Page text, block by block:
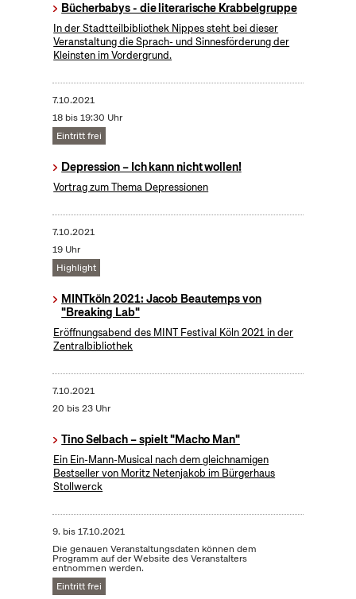
Bücherbabys - die literarische Krabbelgruppe
In der Stadtteilbibliothek Nippes steht bei dieser
Veranstaltung die Sprach- und Sinnesförderung der
Kleinsten im Vordergrund.
7.10.2021
18 bis 19:30 Uhr
Eintritt frei
Depression – Ich kann nicht wollen!
Vortrag zum Thema Depressionen
7.10.2021
19 Uhr
Highlight
MINTköln 2021: Jacob Beautemps von
"Breaking Lab"
Eröffnungsabend des MINT Festival Köln 2021 in der
Zentralbibliothek
7.10.2021
20 bis 23 Uhr
Tino Selbach – spielt "Macho Man"
Ein Ein-Mann-Musical nach dem gleichnamigen
Bestseller von Moritz Netenjakob im Bürgerhaus
Stollwerck
9. bis17.10.2021
Die genauen Veranstaltungsdaten können dem
Programm auf der Website des Veranstalters
entnommen werden.
Eintritt frei